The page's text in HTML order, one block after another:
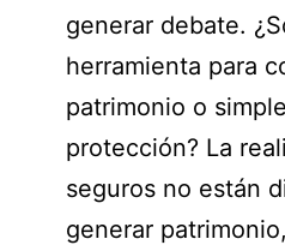
generar debate.
herramienta para
patrimonio o
protección? La
seguros no están
generar